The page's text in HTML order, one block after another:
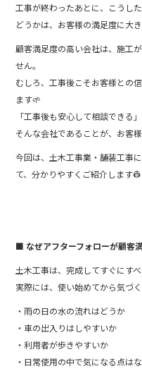
工事が終わったあとに、こうし
どうかは、お客様の満足度に大き
顧客満足度の高い会社は、施工
せん。
むしろ、工事後こそお客様との
ます🌱
「工事後も安心して相談できる
そんな会社であることが、お客
今回は、土木工事業・舗装工事
て、分かりやすくご紹介します👷
■ なぜアフターフォローが顧客
土木工事は、完成してすぐにす
実際には、使い始めてから気づく
・雨の日の水の流れはどうか
・車の出入りはしやすいか
・利用者が歩きやすいか
・日常使用の中で気になる点は